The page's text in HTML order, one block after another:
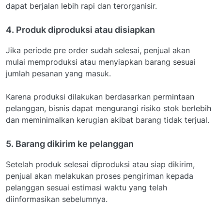
dapat berjalan lebih rapi dan terorganisir.
4. Produk diproduksi atau disiapkan
Jika periode pre order sudah selesai, penjual akan
mulai memproduksi atau menyiapkan barang sesuai
jumlah pesanan yang masuk.
Karena produksi dilakukan berdasarkan permintaan
pelanggan, bisnis dapat mengurangi risiko stok berlebih
dan meminimalkan kerugian akibat barang tidak terjual.
5. Barang dikirim ke pelanggan
Setelah produk selesai diproduksi atau siap dikirim,
penjual akan melakukan proses pengiriman kepada
pelanggan sesuai estimasi waktu yang telah
diinformasikan sebelumnya.